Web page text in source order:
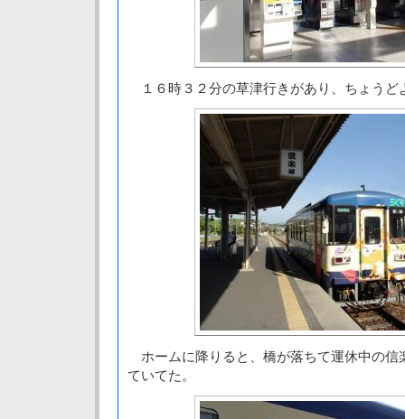
１６時３２分の草津行きがあり、ちょうど
ホームに降りると、橋が落ちて運休中の信
ていてた。